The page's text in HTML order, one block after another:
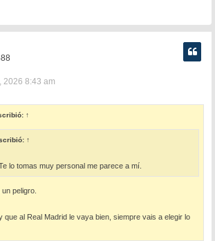
2026 8:43 am
↑
↑
lo tomas muy personal me parece a mí.
peligro.
que al Real Madrid le vaya bien, siempre vais a elegir lo